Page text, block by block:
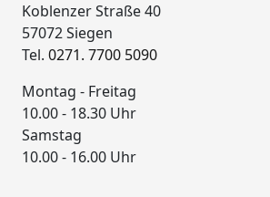
Koblenzer Straße 40
57072 Siegen
Tel. 0271. 7700 5090
Montag - Freitag
10.00 - 18.30 Uhr
Samstag
10.00 - 16.00 Uhr